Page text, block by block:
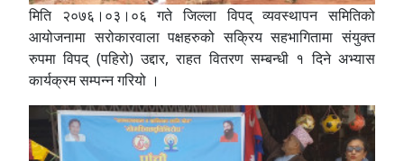
मिति २०७६।०३।०६ गते जिल्ला विपद् व्यवस्थापन समितिको
आयोजनामा सरोकारवाला पक्षहरुको सक्रिय सहभागितामा संयुक्त
रुपमा विपद् (पहिरो) उद्दार, राहत वितरण सम्बन्धी १ दिने अभ्यास
कार्यक्रम सम्पन्न गरियो ।